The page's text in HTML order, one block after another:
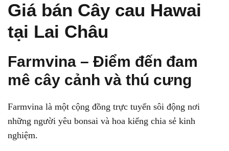
Giá bán Cây cau Hawai
tại Lai Châu
Farmvina – Điểm đến đam
mê cây cảnh và thú cưng
Farmvina là một cộng đồng trực tuyến sôi động nơi
những người yêu bonsai và hoa kiểng chia sẻ kinh
nghiệm.